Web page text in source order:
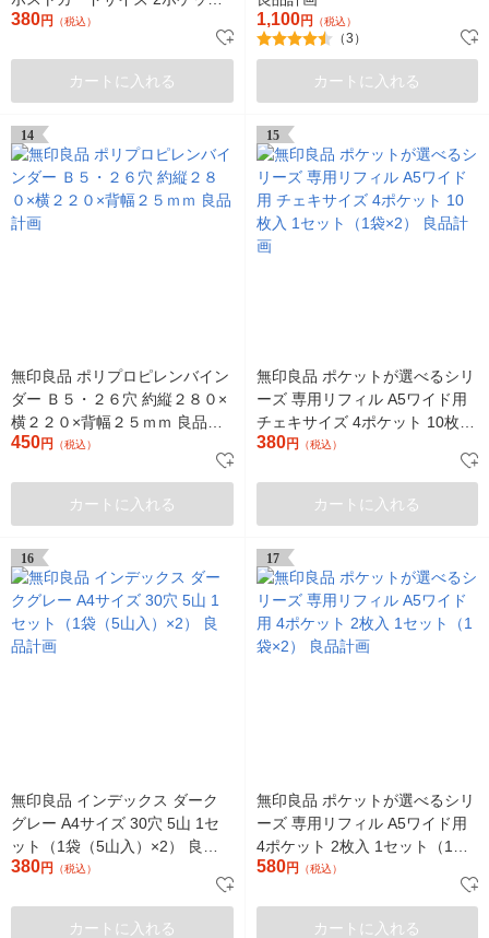
10枚入 1セット（1袋×2）
380円 （税込）
カートに入れる
1,100円 （税込）
（3）
カートに入れる
14
無印良品 ポリプロピレンバイン
ダー Ｂ５・２６穴 約縦２８０×
横２２０×背幅２５ｍｍ 良品計
画
450円 （税込）
カートに入れる
15
無印良品 ポケットが選べるシリ
ーズ 専用リフィル A5ワイド用
チェキサイズ 4ポケット 10枚入
1セット（1袋×2） 良品計画
380円 （税込）
カートに入れる
16
無印良品 インデックス ダーク
グレー A4サイズ 30穴 5山 1セ
ット（1袋（5山入）×2） 良品
計画
380円 （税込）
カートに入れる
17
無印良品 ポケットが選べるシリ
ーズ 専用リフィル A5ワイド用
4ポケット 2枚入 1セット（1袋
×2） 良品計画
580円 （税込）
カートに入れる